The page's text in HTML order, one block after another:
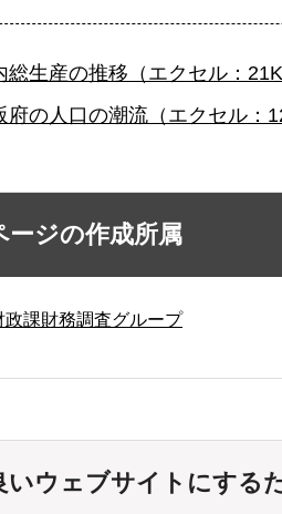
総生産の推移（エクセル：
府の人口の潮流（エクセル：
ージの作成所属
政課財務調査グループ
いウェブサイトにする